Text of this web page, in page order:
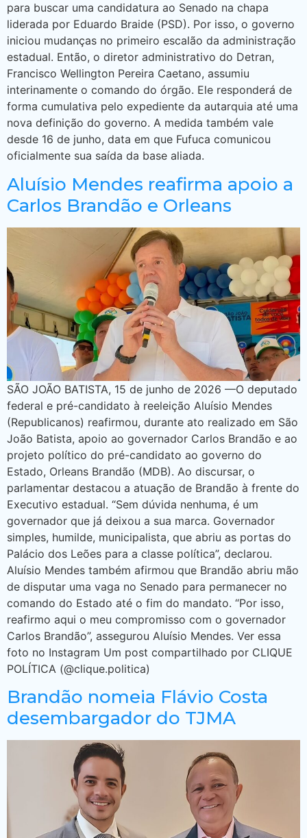
para buscar uma candidatura ao Senado na chapa
liderada por Eduardo Braide (PSD). Por isso, o governo
iniciou mudanças no primeiro escalão da administração
estadual. Então, o diretor administrativo do Detran,
Francisco Wellington Pereira Caetano, assumiu
interinamente o comando do órgão. Ele responderá de
forma cumulativa pelo expediente da autarquia até uma
nova definição do governo. A medida também vale
desde 16 de junho, data em que Fufuca comunicou
oficialmente sua saída da base aliada.
Aluísio Mendes reafirma apoio a
Carlos Brandão e Orleans
SÃO JOÃO BATISTA, 15 de junho de 2026 —O deputado
federal e pré-candidato à reeleição Aluísio Mendes
(Republicanos) reafirmou, durante ato realizado em São
João Batista, apoio ao governador Carlos Brandão e ao
projeto político do pré-candidato ao governo do
Estado, Orleans Brandão (MDB). Ao discursar, o
parlamentar destacou a atuação de Brandão à frente do
Executivo estadual. “Sem dúvida nenhuma, é um
governador que já deixou a sua marca. Governador
simples, humilde, municipalista, que abriu as portas do
Palácio dos Leões para a classe política”, declarou.
Aluísio Mendes também afirmou que Brandão abriu mão
de disputar uma vaga no Senado para permanecer no
comando do Estado até o fim do mandato. “Por isso,
reafirmo aqui o meu compromisso com o governador
Carlos Brandão”, assegurou Aluísio Mendes. Ver essa
foto no Instagram Um post compartilhado por CLIQUE
POLÍTICA (@clique.politica)
Brandão nomeia Flávio Costa
desembargador do TJMA